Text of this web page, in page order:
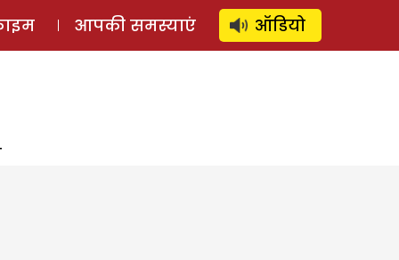
लॉग इन ⚲ SUBSCRIBE
आपकी समस्याएं ऑडियो